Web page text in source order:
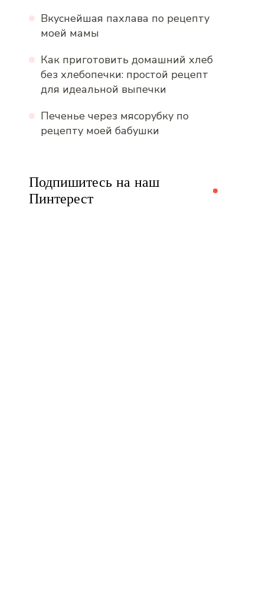
Вкуснейшая пахлава по рецепту
моей мамы
Как приготовить домашний хлеб
без хлебопечки: простой рецепт
для идеальной выпечки
Печенье через мясорубку по
рецепту моей бабушки
Подпишитесь на наш
Пинтерест